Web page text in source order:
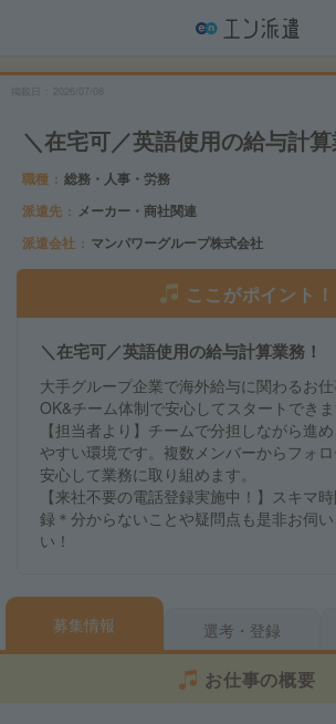
＼在宅可／英語使用の給与計算
職種
総務・人事・労務
派遣先
メーカー・商社関連
派遣会社
マンパワーグループ株式会社
ここがポイント！
＼在宅可／英語使用の給与計算業務！
大手グループ企業で海外給与に関わるお
OK&チーム体制で安心してスタートできま
【担当者より】チームで分担しながら進
やすい環境です。複数メンバーからフォ
安心して業務に取り組めます。
【来社不要の電話登録実施中！】スキマ
録＊分からないことや疑問点も是非お伺
い！
募集情報 選考・登録
お仕事の概要